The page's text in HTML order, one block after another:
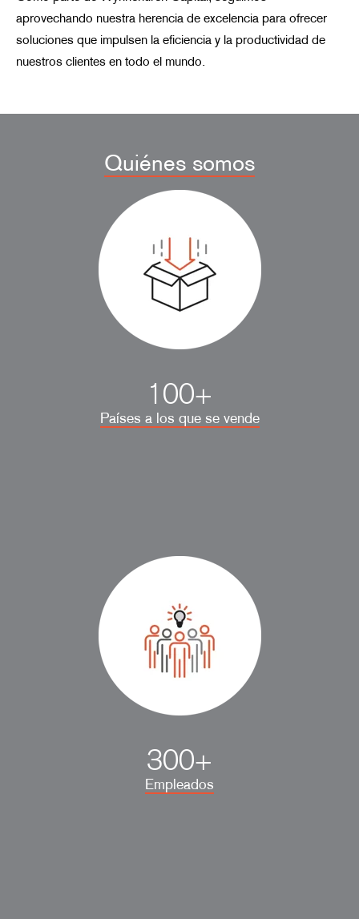
aprovechando nuestra herencia de excelencia para ofrecer
soluciones que impulsen la eficiencia y la productividad de
nuestros clientes en todo el mundo.
Quiénes somos
100+
Países a los que se vende
300+
Empleados